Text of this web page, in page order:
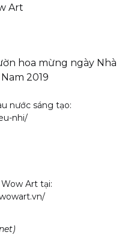
Art
hoa mừng ngày Nhà
2019
nước sáng tạo:
nhi/
Art tại: